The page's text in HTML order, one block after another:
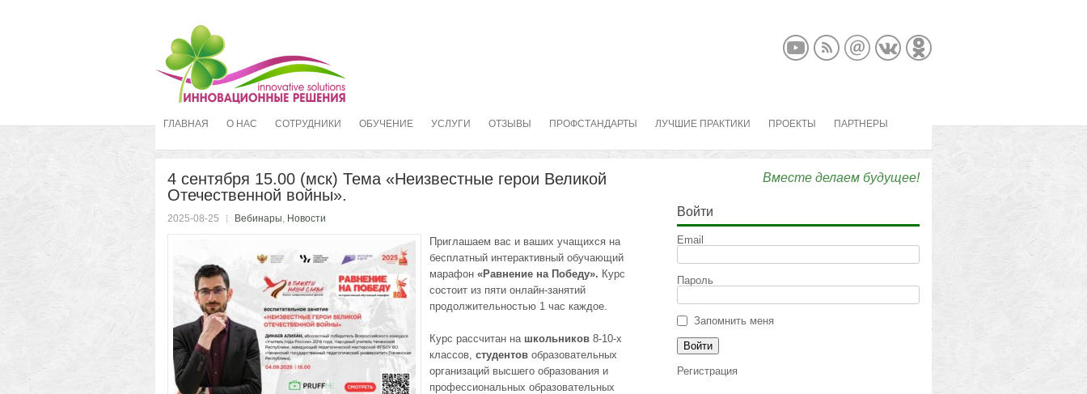
ГЛАВНАЯ О НАС СОТРУДНИКИ ОБУЧЕНИЕ УСЛУГИ ОТЗЫВЫ ПРОФСТАНДАРТЫ ЛУЧШИЕ ПРАКТИКИ ПРОЕКТЫ ПАРТНЕРЫ
4 сентября 15.00 (мск) Тема «Неизвестные герои Великой
Отечественной войны».
2025-08-25 Вебинары, Новости
Приглашаем вас и ваших учащихся на
бесплатный интерактивный обучающий
марафон «Равнение на Победу». Курс
состоит из пяти онлайн-занятий
продолжительностью 1 час каждое.
Курс рассчитан на школьников 8-10-х
классов, студентов образовательных
организаций высшего образования и
профессиональных образовательных
Вместе делаем будущее!
Войти
Email
Пароль
Запомнить меня
Регистрация